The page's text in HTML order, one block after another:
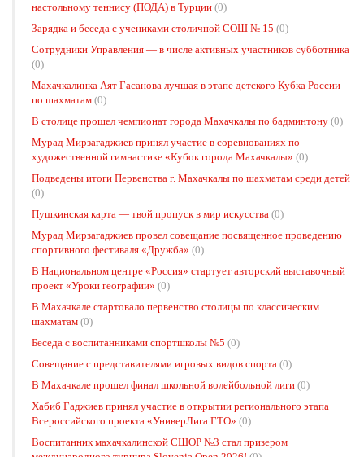
настольному теннису (ПОДА) в Турции (0)
Зарядка и беседа с учениками столичной СОШ № 15 (0)
Сотрудники Управления — в числе активных участников субботника
(0)
Махачкалинка Аят Гасанова лучшая в этапе детского Кубка России
по шахматам (0)
В столице прошел чемпионат города Махачкалы по бадминтону (0)
Мурад Мирзагаджиев принял участие в соревнованиях по
художественной гимнастике «Кубок города Махачкалы» (0)
Подведены итоги Первенства г. Махачкалы по шахматам среди детей
(0)
Пушкинская карта — твой пропуск в мир искусства (0)
Мурад Мирзагаджиев провел совещание посвященное проведению
спортивного фестиваля «Дружба» (0)
В Национальном центре «Россия» стартует авторский выставочный
проект «Уроки географии» (0)
В Махачкале стартовало первенство столицы по классическим
шахматам (0)
Беседа с воспитанниками спортшколы №5 (0)
Совещание с представителями игровых видов спорта (0)
В Махачкале прошел финал школьной волейбольной лиги (0)
Хабиб Гаджиев принял участие в открытии регионального этапа
Всероссийского проекта «УниверЛига ГТО» (0)
Воспитанник махачкалинской СШОР №3 стал призером